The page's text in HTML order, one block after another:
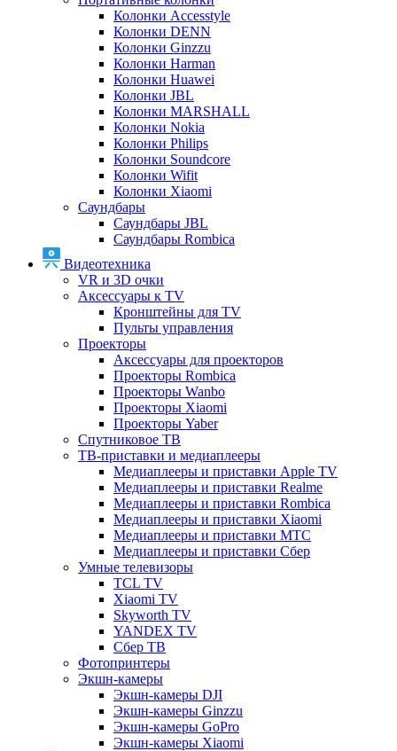
Колонки Accesstyle
Колонки DENN
Колонки Ginzzu
Колонки Harman
Колонки Huawei
Колонки JBL
Колонки MARSHALL
Колонки Nokia
Колонки Philips
Колонки Soundcore
Колонки Wifit
Колонки Xiaomi
Саундбары
Саундбары JBL
Саундбары Rombica
Видеотехника
VR и 3D очки
Аксессуары к TV
Кронштейны для TV
Пульты управления
Проекторы
Аксессуары для проекторов
Проекторы Rombica
Проекторы Wanbo
Проекторы Xiaomi
Проекторы Yaber
Спутниковое ТВ
ТВ-приставки и медиаплееры
Медиаплееры и приставки Apple TV
Медиаплееры и приставки Realme
Медиаплееры и приставки Rombica
Медиаплееры и приставки Xiaomi
Медиаплееры и приставки МТС
Медиаплееры и приставки Сбер
Умные телевизоры
TCL TV
Xiaomi TV
Skyworth TV
YANDEX TV
Сбер ТВ
Фотопринтеры
Экшн-камеры
Экшн-камеры DJI
Экшн-камеры Ginzzu
Экшн-камеры GoPro
Экшн-камеры Xiaomi